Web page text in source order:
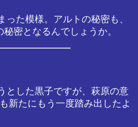
った模様。アルトの秘密も、
密となるんでしょうか。
とした黒子ですが、萩原の意
新たにもう一度踏み出したよ